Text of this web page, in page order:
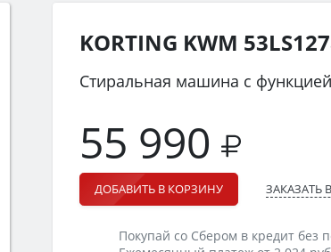
KORTING KWM
Стиральная машина с
55 990
ДОБАВИТЬ В КОРЗИНУ ЗАКАЗАТЬ
Покупай со Сбером в кредит без